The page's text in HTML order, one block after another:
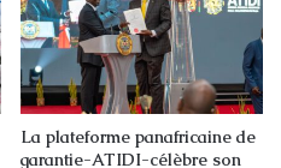
La plateforme panafricaine de
garantie-ATIDI-célèbre son